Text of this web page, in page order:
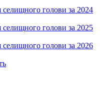
голови за 2024
голови за 2025
голови за 2026